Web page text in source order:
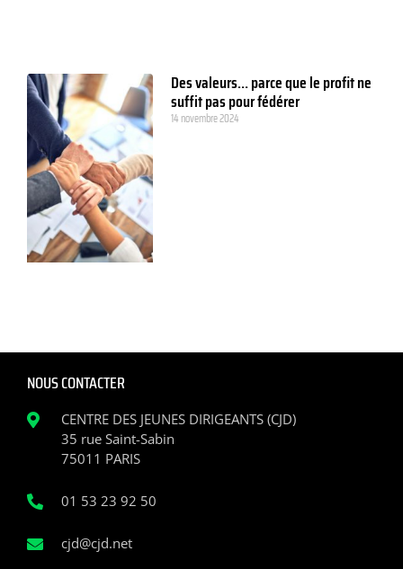
Des valeurs… parce que le profit ne
suffit pas pour fédérer
14 novembre 2024
NOUS CONTACTER
CENTRE DES JEUNES DIRIGEANTS (CJD)
35 rue Saint-Sabin
75011 PARIS
01 53 23 92 50
cjd@cjd.net